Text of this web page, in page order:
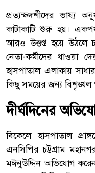
প্রত্যক্ষদর্শীদের ভাষ্য
কাটাকাটি শুরু হয়।
আরও উত্তপ্ত হয়ে উঠলে
নেতা-কর্মীদের
হাসপাতাল এলাকায়
কিছু সময়ের জন্য বিশৃঙ্খল
দীর্ঘদিনের
বিকেলে হাসপাতাল
এনসিপির চট্টগ্রাম
মঈনুউদ্দিন অভিযোগ